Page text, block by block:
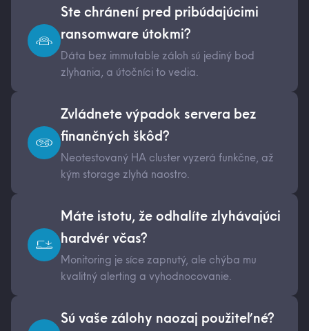
Ste chránení pred pribúdajúcimi
ransomware útokmi?
Dáta bez immutable záloh sú jediný bod
zlyhania, a útočníci to vedia.
Zvládnete výpadok servera bez
finančných škôd?
Neotestovaný HA cluster vyzerá funkčne, až
kým storage zlyhá naostro.
Máte istotu, že odhalíte zlyhávajúci
hardvér včas?
Monitoring je síce zapnutý, ale chýba mu
kvalitný alerting a vyhodnocovanie.
Sú vaše zálohy naozaj použiteľné?